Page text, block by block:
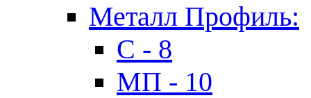
Металл Профиль:
C - 8
МП - 10